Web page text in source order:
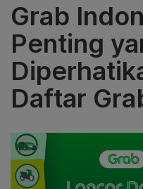
Grab
Penting
Daftar